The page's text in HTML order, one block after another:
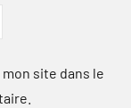
site dans le